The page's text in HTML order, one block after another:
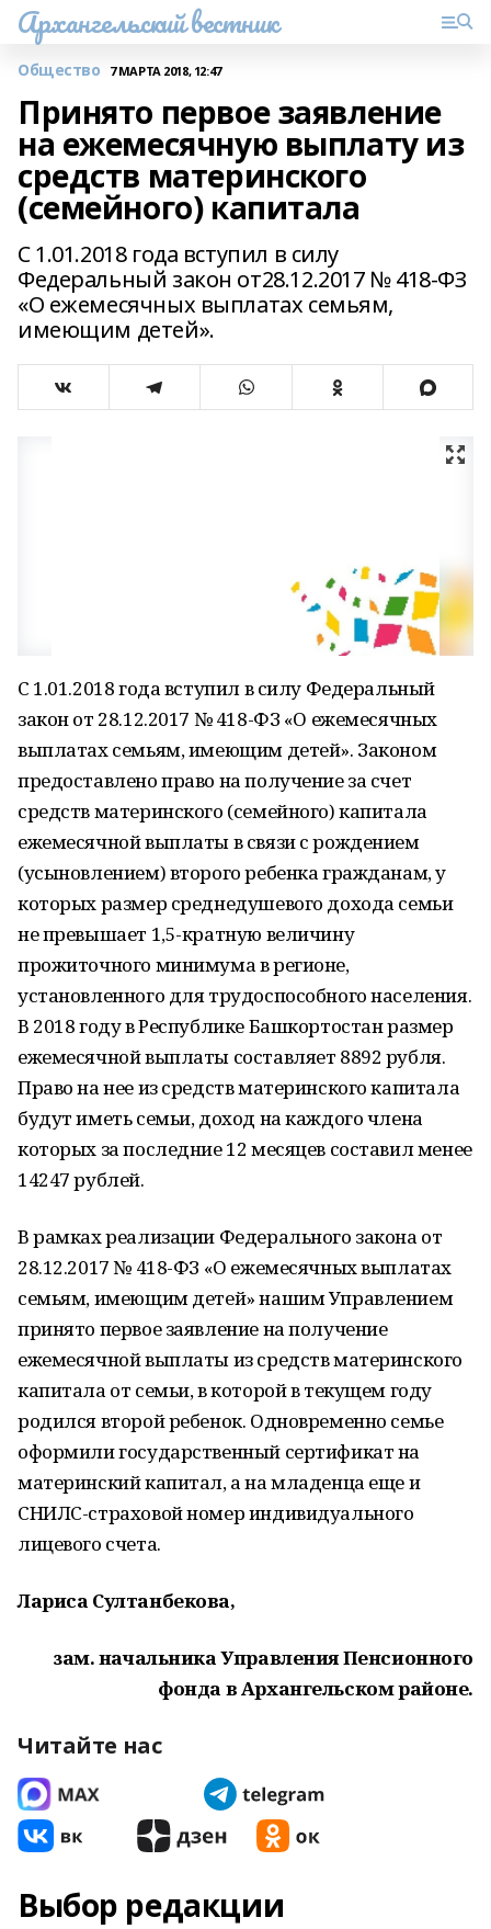
Архангельский вестник
Общество 7 МАРТА 2018, 12:47
Принято первое заявление
на ежемесячную выплату из
средств материнского
(семейного) капитала
С 1.01.2018 года вступил в силу
Федеральный закон от28.12.2017 № 418-ФЗ
«О ежемесячных выплатах семьям,
имеющим детей».
С 1.01.2018 года вступил в силу Федеральный
закон от 28.12.2017 № 418-ФЗ «О ежемесячных
выплатах семьям, имеющим детей». Законом
предоставлено право на получение за счет
средств материнского (семейного) капитала
ежемесячной выплаты в связи с рождением
(усыновлением) второго ребенка гражданам, у
которых размер среднедушевого дохода семьи
не превышает 1,5-кратную величину
прожиточного минимума в регионе,
установленного для трудоспособного населения.
В 2018 году в Республике Башкортостан размер
ежемесячной выплаты составляет 8892 рубля.
Право на нее из средств материнского капитала
будут иметь семьи, доход на каждого члена
которых за последние 12 месяцев составил менее
14247 рублей.
В рамках реализации Федерального закона от
28.12.2017 № 418-ФЗ «О ежемесячных выплатах
семьям, имеющим детей» нашим Управлением
принято первое заявление на получение
ежемесячной выплаты из средств материнского
капитала от семьи, в которой в текущем году
родился второй ребенок. Одновременно семье
оформили государственный сертификат на
материнский капитал, а на младенца еще и
СНИЛС-страховой номер индивидуального
лицевого счета.
Лариса Султанбекова,
зам. начальника Управления Пенсионного
фонда в Архангельском районе.
Читайте нас
Выбор редакции